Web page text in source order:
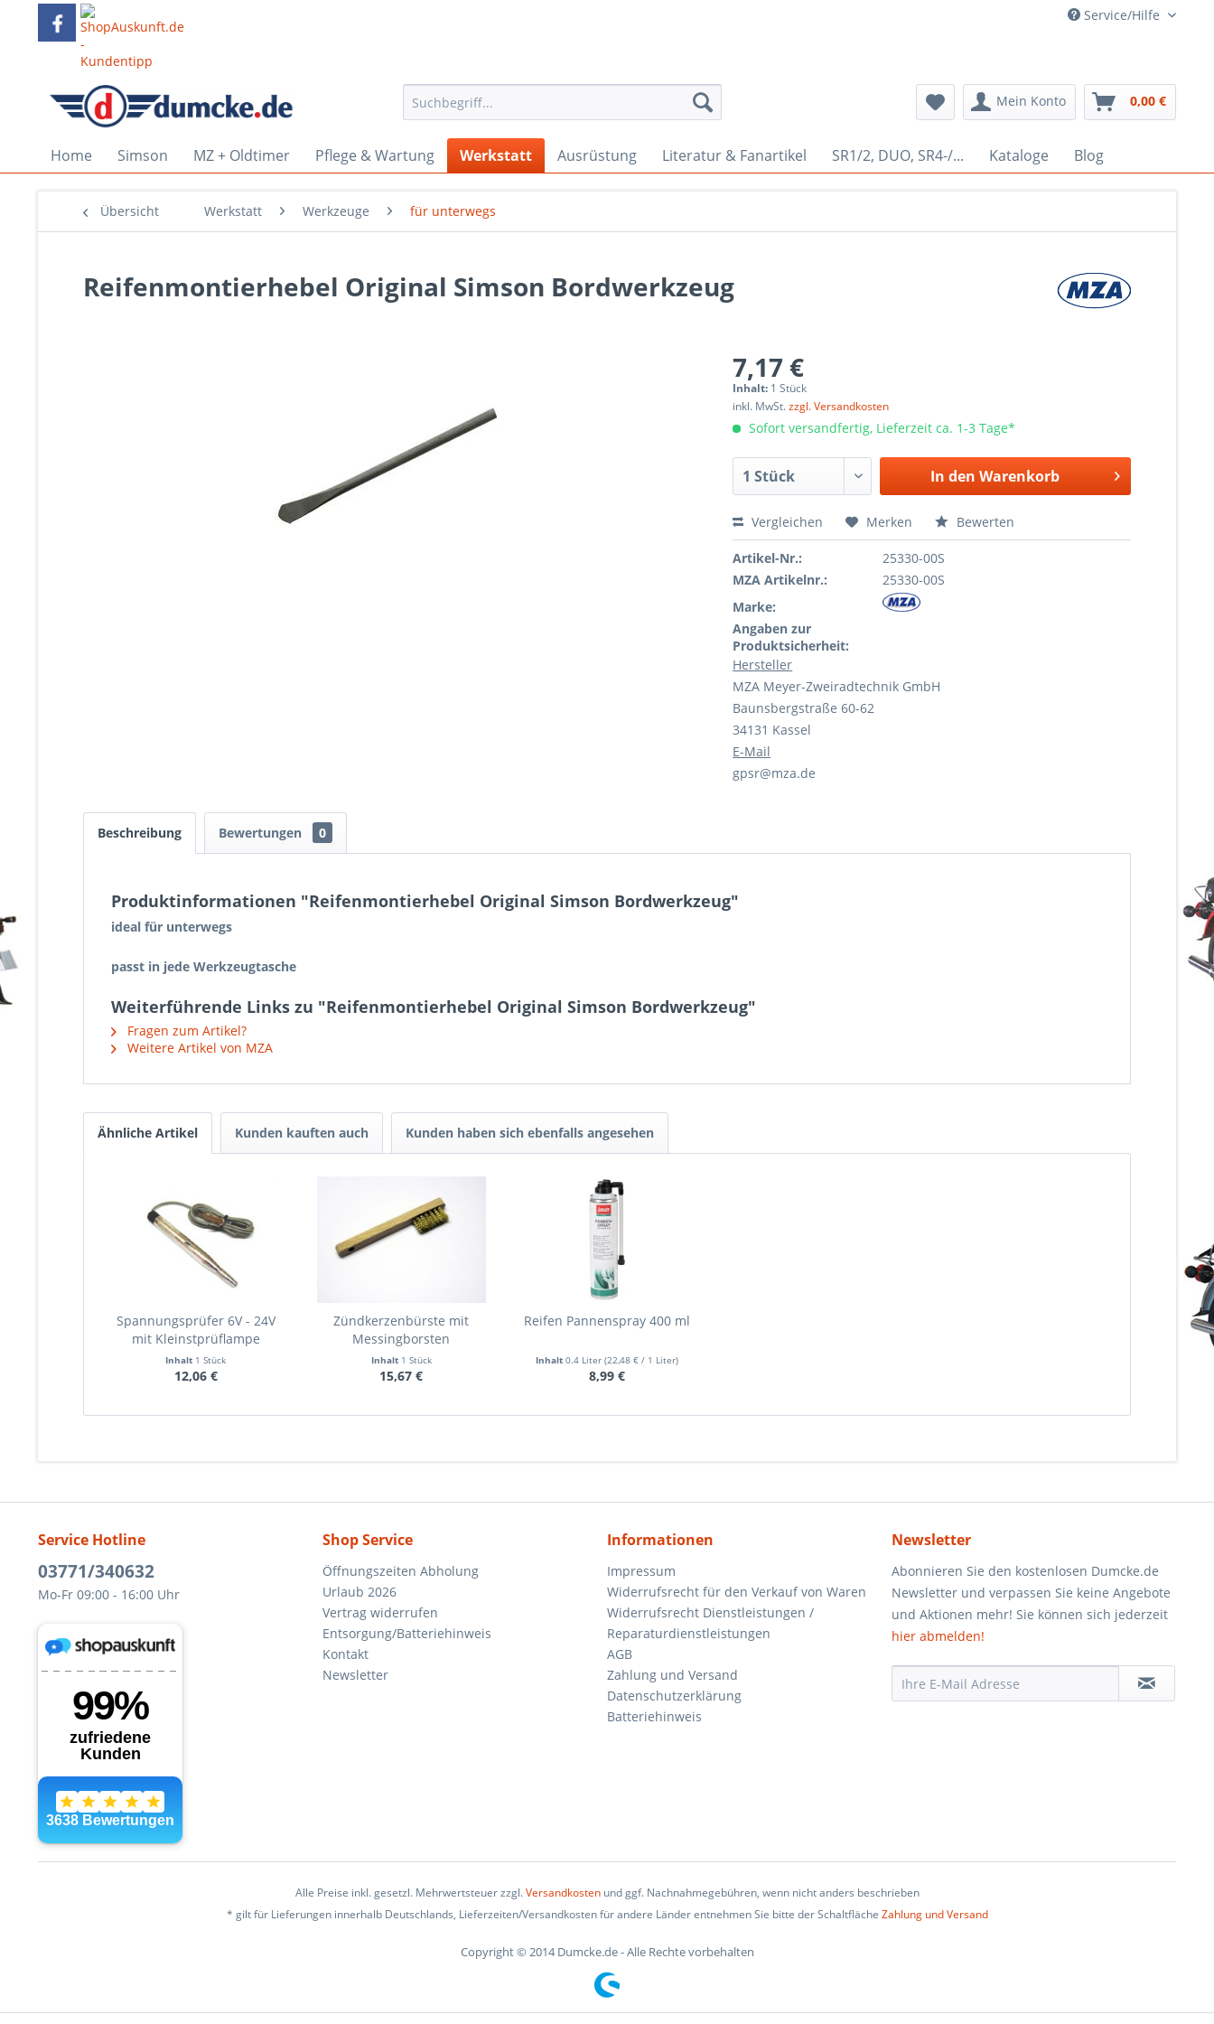
Service/Hilfe
Mein Konto 0,00 €
Home Simson MZ + Oldtimer Pflege & Wartung Werkstatt Ausrüstung Literatur & Fanartikel SR1/2, DUO, SR4-/... Kataloge Blog
Übersicht Werkstatt Werkzeuge für unterwegs
Reifenmontierhebel Original Simson Bordwerkzeug
7,17 €
Inhalt: 1 Stück
inkl. MwSt.zzgl. Versandkosten
Sofort versandfertig, Lieferzeit ca. 1-3 Tage*
In den Warenkorb
Vergleichen Merken Bewerten
Artikel-Nr.:
25330-00S
MZA Artikelnr.:
25330-00S
Marke:
Angaben zur
Produktsicherheit:
Hersteller
MZA Meyer-Zweiradtechnik GmbH
Baunsbergstraße 60-62
34131 Kassel
E-Mail
gpsr@mza.de
Beschreibung Bewertungen 0
Produktinformationen "Reifenmontierhebel Original Simson Bordwerkzeug"
ideal für unterwegs
passt in jede Werkzeugtasche
Weiterführende Links zu "Reifenmontierhebel Original Simson Bordwerkzeug"
Fragen zum Artikel?
Weitere Artikel von MZA
Ähnliche Artikel Kunden kauften auch Kunden haben sich ebenfalls angesehen
Spannungsprüfer 6V - 24V
mit Kleinstprüflampe
Inhalt 1 Stück
12,06 €
Zündkerzenbürste mit
Messingborsten
Inhalt 1 Stück
15,67 €
Reifen Pannenspray 400 ml
Inhalt 0.4 Liter (22,48 € / 1 Liter)
8,99 €
Service Hotline
03771/340632
Mo-Fr 09:00 - 16:00 Uhr
Shop Service
Öffnungszeiten Abholung
Urlaub 2026
Vertrag widerrufen
Entsorgung/Batteriehinweis
Kontakt
Newsletter
Informationen
Impressum
Widerrufsrecht für den Verkauf von Waren
Widerrufsrecht Dienstleistungen /
Reparaturdienstleistungen
AGB
Zahlung und Versand
Datenschutzerklärung
Batteriehinweis
Newsletter
Abonnieren Sie den kostenlosen Dumcke.de
Newsletter und verpassen Sie keine Angebote
und Aktionen mehr! Sie können sich jederzeit
hier abmelden!
Alle Preise inkl. gesetzl. Mehrwertsteuer zzgl.Versandkostenund ggf. Nachnahmegebühren, wenn nicht anders beschrieben
* gilt für Lieferungen innerhalb Deutschlands, Lieferzeiten/Versandkosten für andere Länder entnehmen Sie bitte der Schaltfläche Zahlung und Versand
Copyright © 2014 Dumcke.de - Alle Rechte vorbehalten